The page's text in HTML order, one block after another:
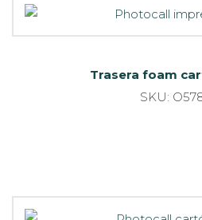
Trasera foam
SKU: